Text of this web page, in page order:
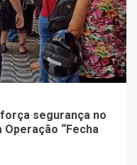
segurança no
“Fecha